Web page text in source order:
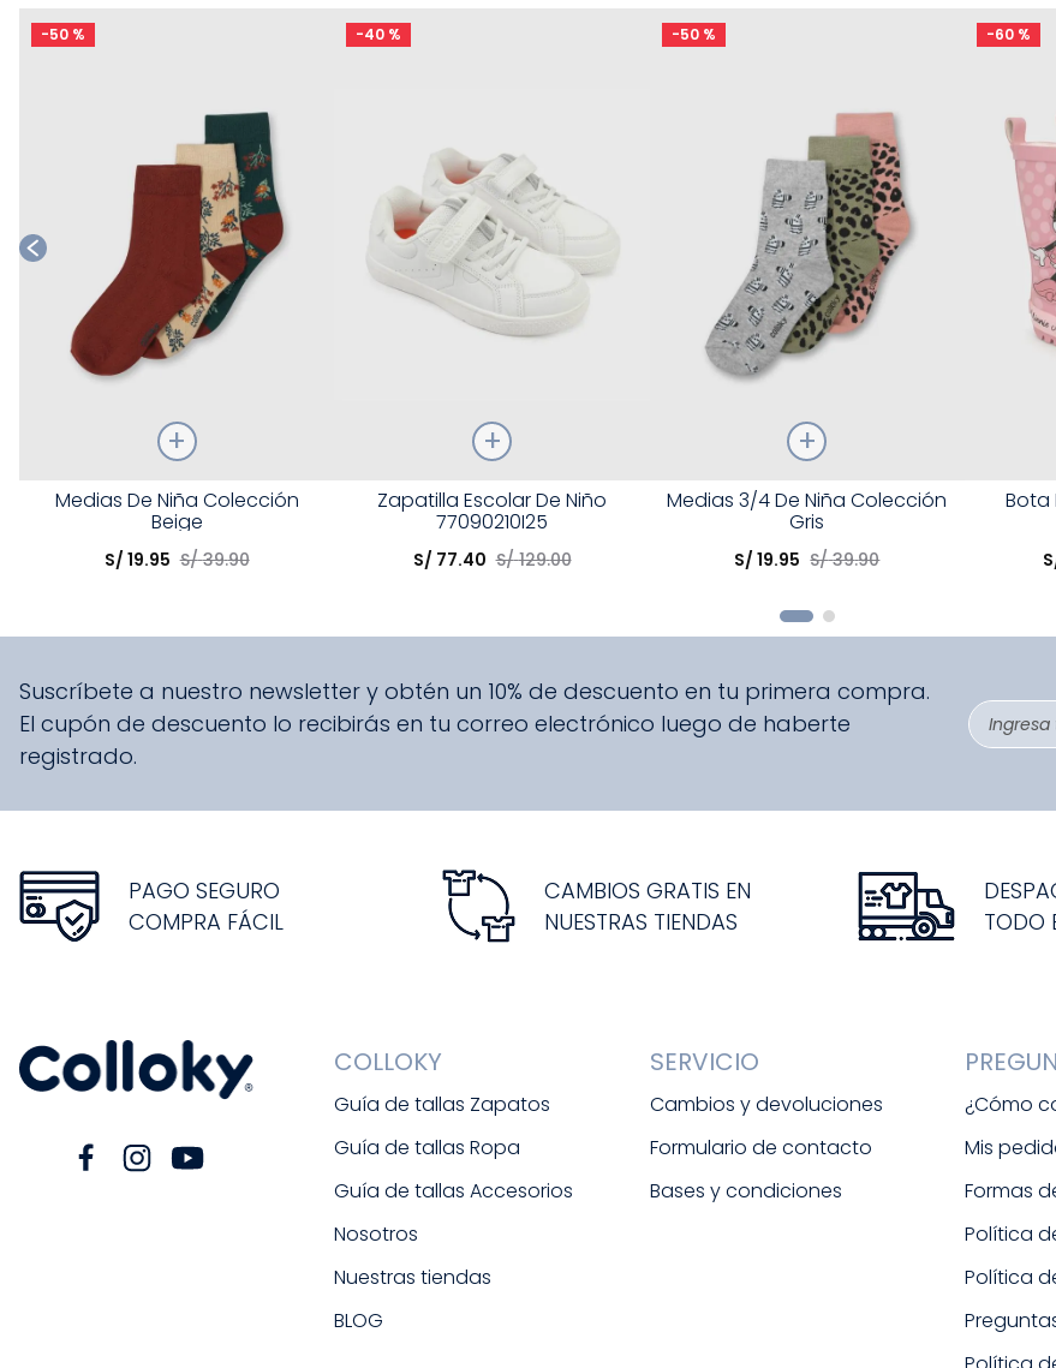
-50 %
Talla
Elige una opción
Medias De Niña Colección
Beige
S/ 19.95 S/ 39.90
-40 %
Elige una opción
Zapatilla Escolar De Niño
77090210I25
S/ 77.40 S/ 129.00
-50 %
Talla
Elige una opción
Medias 3/4 De Niña Colección
Gris
S/ 19.95 S/ 39.90
-60 %
Elige
Bota
Suscríbete a nuestro newsletter y obtén un 10% de descuento en tu primera compra.
El cupón de descuento lo recibirás en tu correo electrónico luego de haberte
registrado.
PAGO SEGURO
COMPRA FÁCIL
CAMBIOS GRATIS EN
NUESTRAS TIENDAS
TODO
COLLOKY
Guía de tallas Zapatos
Guía de tallas Ropa
Guía de tallas Accesorios
Nosotros
Nuestras tiendas
BLOG
SERVICIO
Cambios y devoluciones
Formulario de contacto
Bases y condiciones
¿Cómo
Mis
Formas
Política
Política